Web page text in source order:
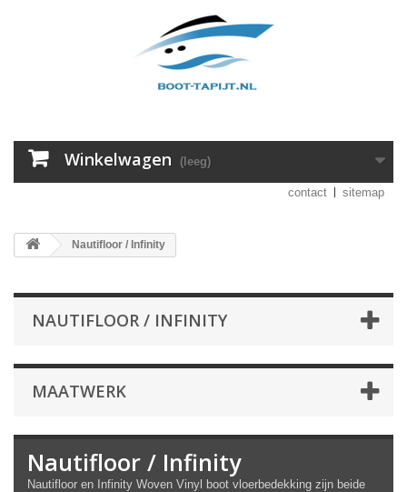
Winkelwagen (leeg)
contact sitemap
Nautifloor / Infinity
NAUTIFLOOR / INFINITY
MAATWERK
Nautifloor / Infinity
Nautifloor en Infinity Woven Vinyl boot vloerbedekking zijn beide